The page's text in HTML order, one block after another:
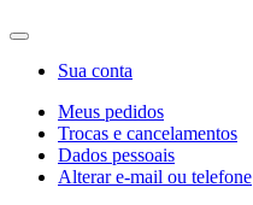
Sua conta
Meus pedidos
Trocas e cancelamentos
Dados pessoais
Alterar e-mail ou telefone